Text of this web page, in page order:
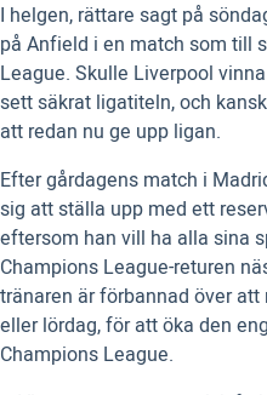
I helgen, rättare sagt på
på Anfield i en match som till
League. Skulle Liverpool
sett säkrat ligatiteln, och
att redan nu ge upp ligan.
Efter gårdagens match i
sig att ställa upp med ett
eftersom han vill ha alla sina
Champions League-returen
tränaren är förbannad över
eller lördag, för att öka den
Champions League.